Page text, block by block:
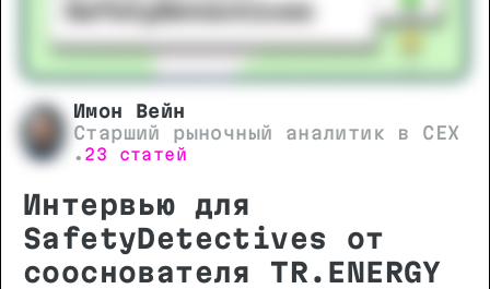
Имон Вейн
Старший рыночный аналитик в CEX
• 23 статей
Интервью для
SafetyDetectives от
сооснователя TR.ENERGY